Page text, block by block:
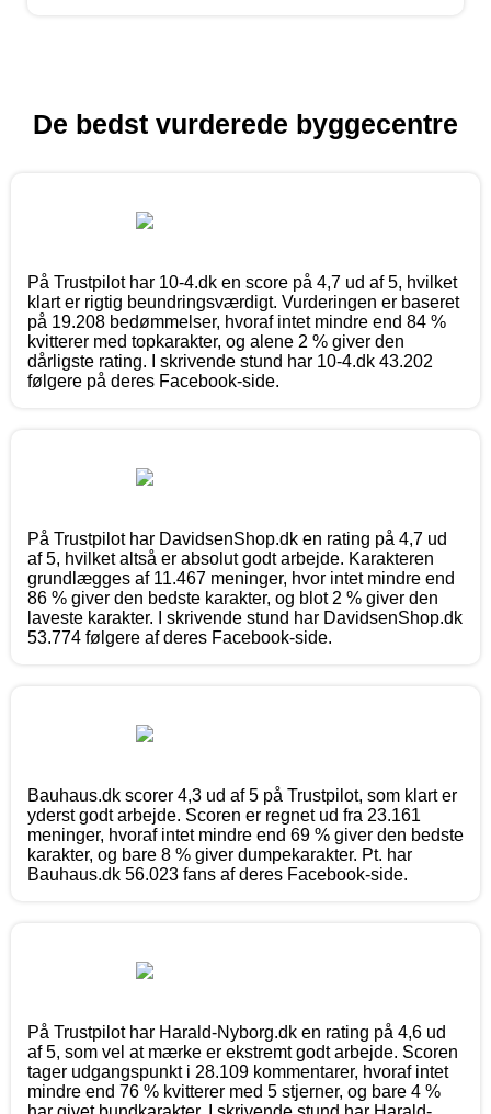
De bedst vurderede byggecentre
På Trustpilot har 10-4.dk en score på 4,7 ud af 5, hvilket
klart er rigtig beundringsværdigt. Vurderingen er baseret
på 19.208 bedømmelser, hvoraf intet mindre end 84 %
kvitterer med topkarakter, og alene 2 % giver den
dårligste rating. I skrivende stund har 10-4.dk 43.202
følgere på deres Facebook-side.
På Trustpilot har DavidsenShop.dk en rating på 4,7 ud
af 5, hvilket altså er absolut godt arbejde. Karakteren
grundlægges af 11.467 meninger, hvor intet mindre end
86 % giver den bedste karakter, og blot 2 % giver den
laveste karakter. I skrivende stund har DavidsenShop.dk
53.774 følgere af deres Facebook-side.
Bauhaus.dk scorer 4,3 ud af 5 på Trustpilot, som klart er
yderst godt arbejde. Scoren er regnet ud fra 23.161
meninger, hvoraf intet mindre end 69 % giver den bedste
karakter, og bare 8 % giver dumpekarakter. Pt. har
Bauhaus.dk 56.023 fans af deres Facebook-side.
På Trustpilot har Harald-Nyborg.dk en rating på 4,6 ud
af 5, som vel at mærke er ekstremt godt arbejde. Scoren
tager udgangspunkt i 28.109 kommentarer, hvoraf intet
mindre end 76 % kvitterer med 5 stjerner, og bare 4 %